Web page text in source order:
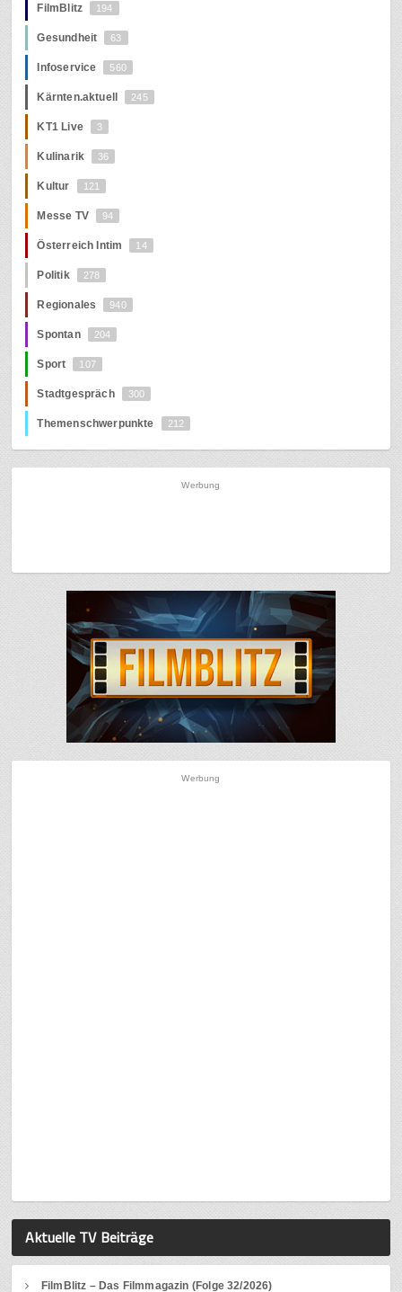
FilmBlitz 194
Gesundheit 63
Infoservice 560
Kärnten.aktuell 245
KT1 Live 3
Kulinarik 36
Kultur 121
Messe TV 94
Österreich Intim 14
Politik 278
Regionales 940
Spontan 204
Sport 107
Stadtgespräch 300
Themenschwerpunkte 212
Werbung
Werbung
Aktuelle TV Beiträge
FilmBlitz – Das Filmmagazin (Folge 32/2026)